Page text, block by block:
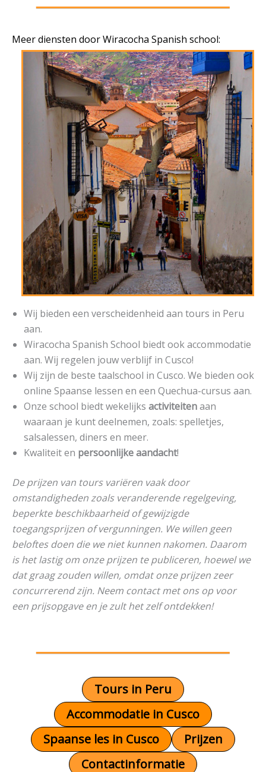
Meer diensten door Wiracocha Spanish school:
Wij bieden een verscheidenheid aan tours in Peru
aan.
Wiracocha Spanish School biedt ook accommodatie
aan. Wij regelen jouw verblijf in Cusco!
Wij zijn de beste taalschool in Cusco. We bieden ook
online Spaanse lessen en een Quechua-cursus aan.
Onze school biedt wekelijks activiteitenaan
waaraan je kunt deelnemen, zoals: spelletjes,
salsalessen, diners en meer.
Kwaliteit en persoonlijke aandacht!
De prijzen van tours variëren vaak door
omstandigheden zoals veranderende regelgeving,
beperkte beschikbaarheid of gewijzigde
toegangsprijzen of vergunningen. We willen geen
beloftes doen die we niet kunnen nakomen. Daarom
is het lastig om onze prijzen te publiceren, hoewel we
dat graag zouden willen, omdat onze prijzen zeer
concurrerend zijn. Neem contact met ons op voor
een prijsopgave en je zult het zelf ontdekken!
Tours in Peru
Accommodatie in Cusco
Spaanse les in Cusco
Prijzen
Contactinformatie